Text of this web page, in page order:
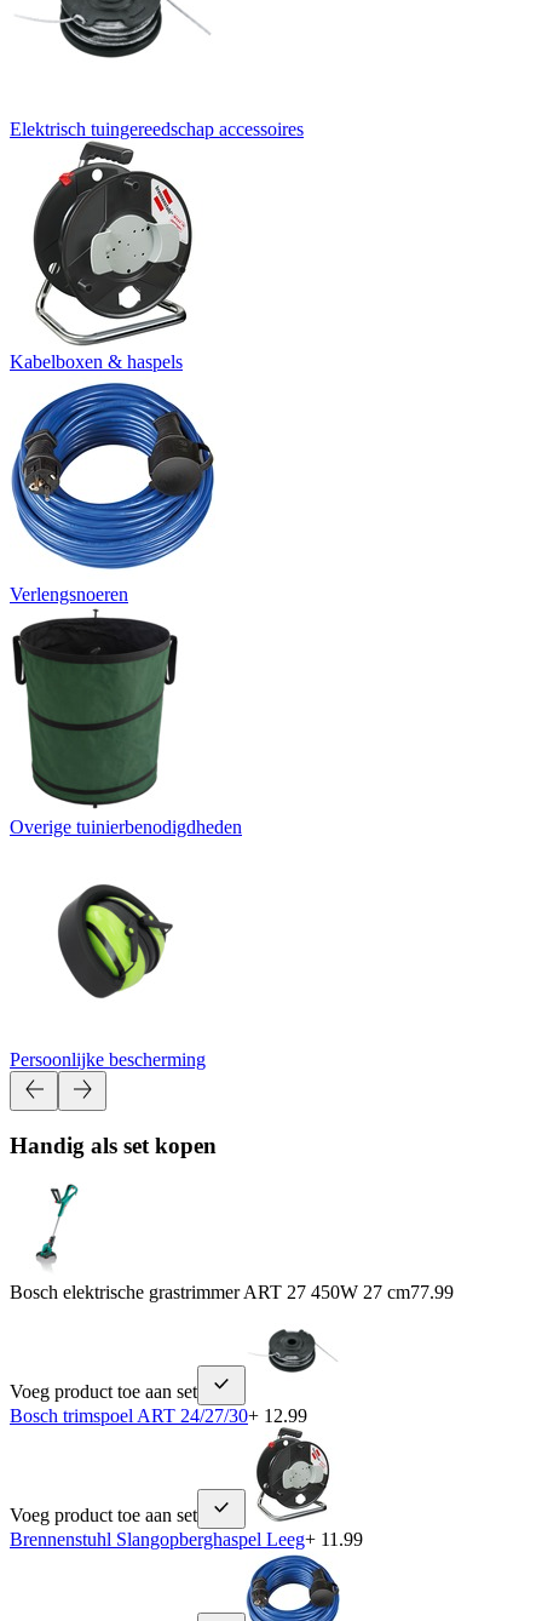
Elektrisch tuingereedschap accessoires
Kabelboxen & haspels
Verlengsnoeren
Overige tuinierbenodigdheden
Persoonlijke bescherming
Handig als set kopen
Bosch elektrische grastrimmer ART 27 450W 27 cm77.99
Voeg product toe aan set
Bosch trimspoel ART 24/27/30+ 12.99
Voeg product toe aan set
Brennenstuhl Slangopberghaspel Leeg+ 11.99